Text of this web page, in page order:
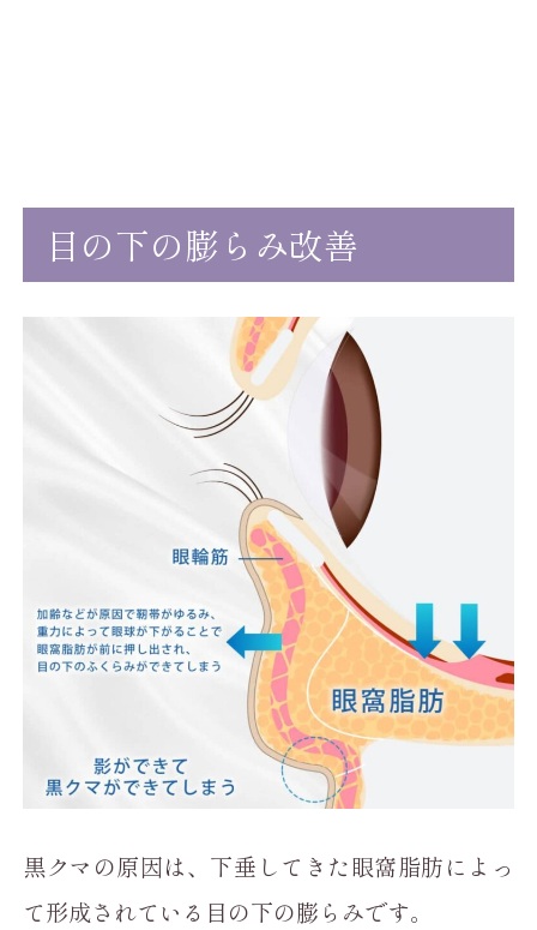
目の下の膨らみ改善
黒クマの原因は、下垂してきた眼窩脂肪によっ
て形成されている目の下の膨らみです。